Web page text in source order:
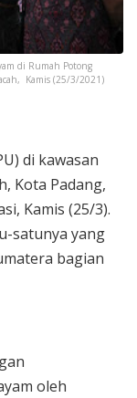
di Rumah Potong
Kamis (25/3/2021)
di kawasan
Kota Padang,
Kamis (25/3).
satunya yang
bagian
oleh